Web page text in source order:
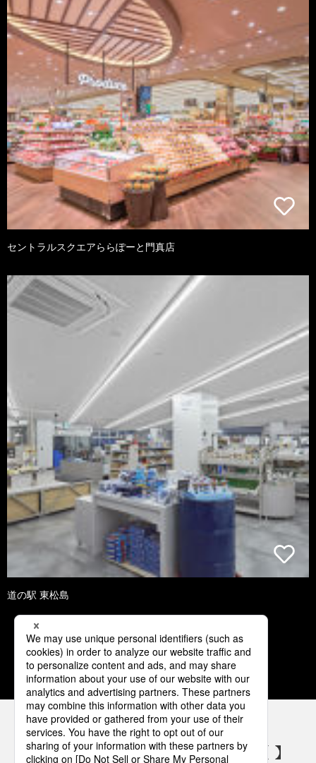
セントラルスクエアららぽーと門真店
道の駅 東松島
1 2 3 4 5
パナソニックの電気設備 SNSアカウント